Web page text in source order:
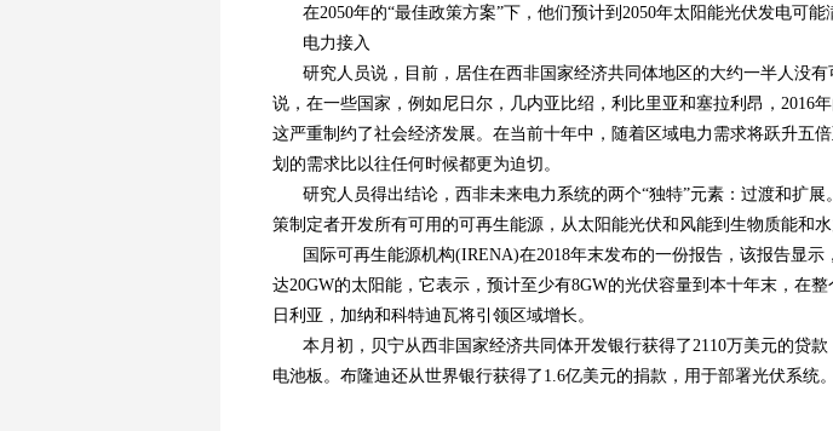
在2050年的“最佳政策方案”下，他们预计到2050年太阳能光伏发电可能
电力接入
研究人员说，目前，居住在西非国家经济共同体地区的大约一半人没
说，在一些国家，例如尼日尔，几内亚比绍，利比里亚和塞拉利昂，2016
这严重制约了社会经济发展。在当前十年中，随着区域电力需求将跃升五
划的需求比以往任何时候都更为迫切。
研究人员得出结论，西非未来电力系统的两个“独特”元素：过渡和扩
策制定者开发所有可用的可再生能源，从太阳能光伏和风能到生物质能和水
国际可再生能源机构(IRENA)在2018年末发布的一份报告，该报告显示
达20GW的太阳能，它表示，预计至少有8GW的光伏容量到本十年末，在
日利亚，加纳和科特迪瓦将引领区域增长。
本月初，贝宁从西非国家经济共同体开发银行获得了2110万美元的贷
电池板。布隆迪还从世界银行获得了1.6亿美元的捐款，用于部署光伏系统。